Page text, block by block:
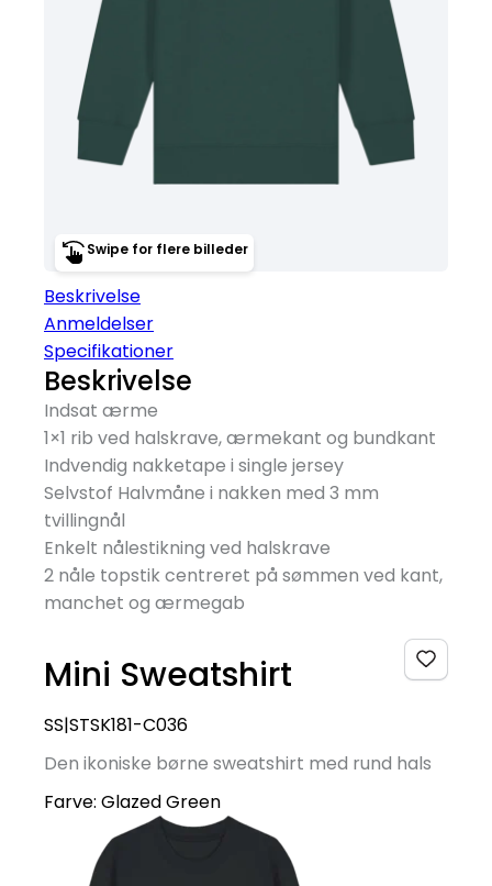
Swipe for flere billeder
Beskrivelse
Anmeldelser
Specifikationer
Beskrivelse
Indsat ærme
1×1 rib ved halskrave, ærmekant og bundkant
Indvendig nakketape i single jersey
Selvstof Halvmåne i nakken med 3 mm
tvillingnål
Enkelt nålestikning ved halskrave
2 nåle topstik centreret på sømmen ved kant,
manchet og ærmegab
Mini Sweatshirt
SS|STSK181-C036
Den ikoniske børne sweatshirt med rund hals
Farve: Glazed Green